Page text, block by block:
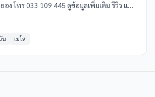
อง โทร 033 109 445 ดูข้อมูลเพิ่มเติม รีวิว และ
น เมโส